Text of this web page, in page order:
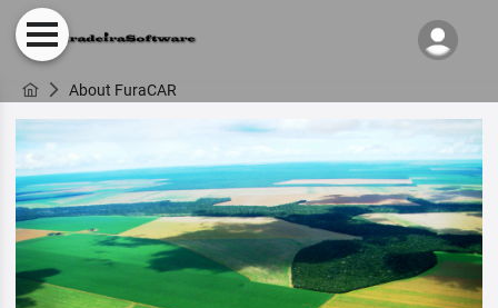
About FuraCAR